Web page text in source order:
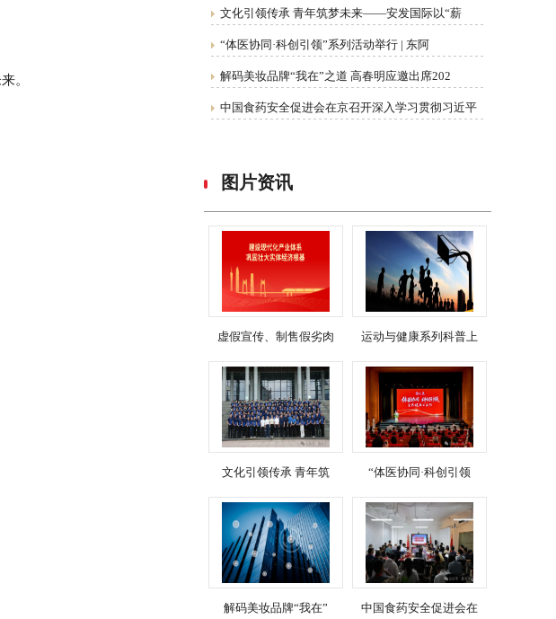
。
文化引领传承 青年筑梦未来——安发国际以“薪
“体医协同·科创引领”系列活动举行 | 东阿
解码美妆品牌“我在”之道 高春明应邀出席202
中国食药安全促进会在京召开深入学习贯彻习近平
图片资讯
虚假宣传、制售假劣肉 运动与健康系列科普上
文化引领传承 青年筑 “体医协同·科创引领
解码美妆品牌“我在” 中国食药安全促进会在